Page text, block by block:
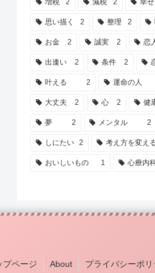
増税 2 減税 2 幸せ
思い描く 2 整理 2
お金 2 誠実 2 恋
出逢い 2 条件 2
叶える 2 運命の人
大丈夫 2 心 2 健
夢 2 メンタル 2
しにたい 2 考え方を変え
おいしいもの 1 心療内
プページ About プライバシーポリ